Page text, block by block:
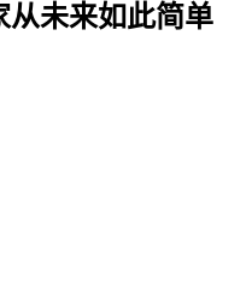
从未来如此简单